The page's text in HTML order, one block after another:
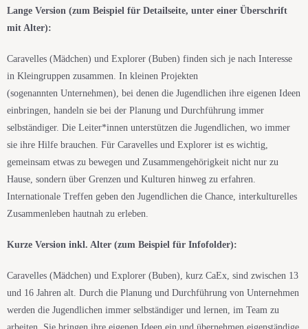
Lange Version (zum Beispiel für Detailseite, unter einer Überschrift
mit Alter):
Caravelles (Mädchen) und Explorer (Buben) finden sich je nach Interesse
in Kleingruppen zusammen. In kleinen Projekten
(sogenannten Unternehmen), bei denen die Jugendlichen ihre eigenen Ideen
einbringen, handeln sie bei der Planung und Durchführung immer
selbständiger. Die Leiter*innen unterstützen die Jugendlichen, wo immer
sie ihre Hilfe brauchen. Für Caravelles und Explorer ist es wichtig,
gemeinsam etwas zu bewegen und Zusammengehörigkeit nicht nur zu
Hause, sondern über Grenzen und Kulturen hinweg zu erfahren.
Internationale Treffen geben den Jugendlichen die Chance, interkulturelles
Zusammenleben hautnah zu erleben.
Kurze Version inkl. Alter (zum Beispiel für Infofolder):
Caravelles (Mädchen) und Explorer (Buben), kurz CaEx, sind zwischen 13
und 16 Jahren alt. Durch die Planung und Durchführung von Unternehmen
werden die Jugendlichen immer selbständiger und lernen, im Team zu